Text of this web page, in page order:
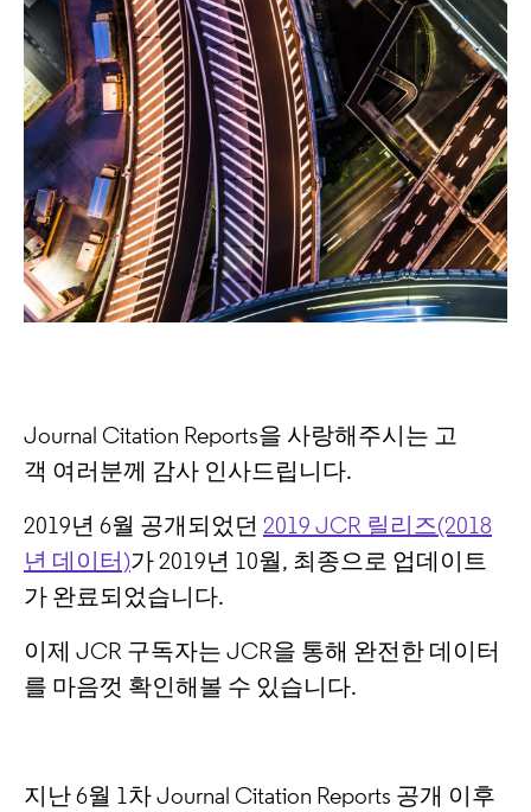
Journal Citation Reports을 사랑해주시는 고
객 여러분께 감사 인사드립니다.
2019년 6월 공개되었던 2019 JCR 릴리즈(2018
년 데이터)가 2019년 10월, 최종으로 업데이트
가 완료되었습니다.
이제 JCR 구독자는 JCR을 통해 완전한 데이터
를 마음껏 확인해볼 수 있습니다.
지난 6월 1차 Journal Citation Reports 공개 이후